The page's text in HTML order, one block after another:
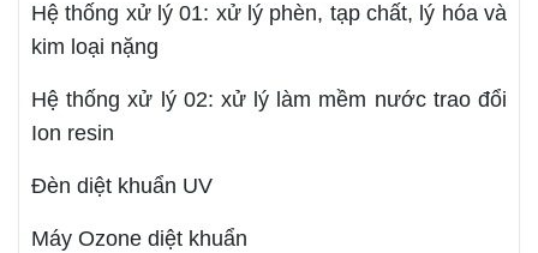
Hệ thống xử lý 01: xử lý phèn, tạp chất, lý hóa và
kim loại nặng
Hệ thống xử lý 02: xử lý làm mềm nước trao đổi
Ion resin
Đèn diệt khuẩn UV
Máy Ozone diệt khuẩn